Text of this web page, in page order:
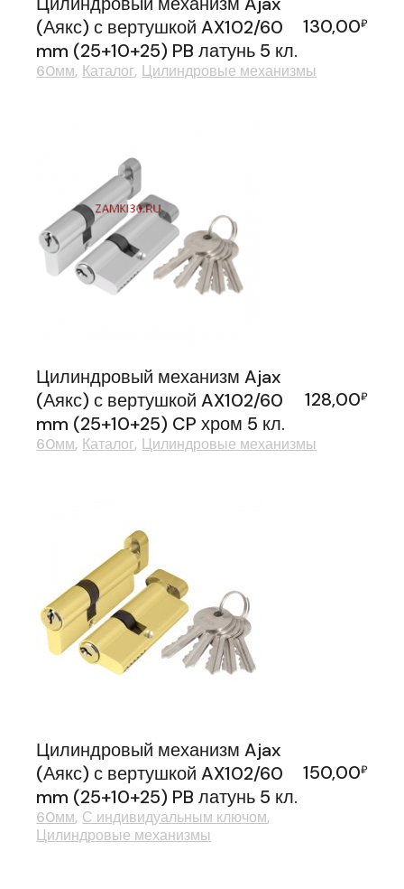
(Аякс) с вертушкой AX102/60
mm (25+10+25) PB латунь 5 кл.
130,00₽
60мм Каталог Цилиндровые механизмы
Цилиндровый механизм Ajax
(Аякс) с вертушкой AX102/60
mm (25+10+25) CP хром 5 кл.
128,00₽
60мм Каталог Цилиндровые механизмы
Цилиндровый механизм Ajax
(Аякс) с вертушкой AX102/60
mm (25+10+25) PB латунь 5 кл.
150,00₽
60мм С индивидуальным ключом
Цилиндровые механизмы